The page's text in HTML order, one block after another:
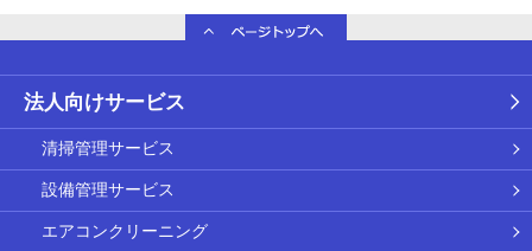
法人向けサービス
清掃管理サービス
設備管理サービス
エアコンクリーニング